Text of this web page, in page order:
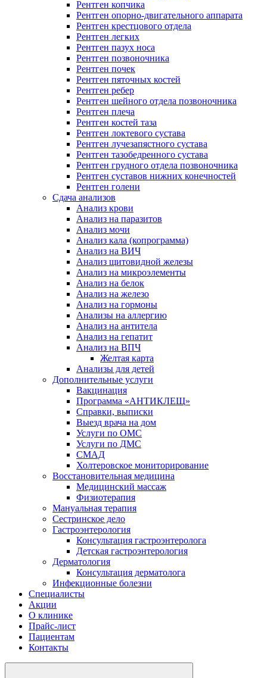
Рентген копчика
Рентген опорно-двигательного аппарата
Рентген крестцового отдела
Рентген легких
Рентген пазух носа
Рентген позвоночника
Рентген почек
Рентген пяточных костей
Рентген ребер
Рентген шейного отдела позвоночника
Рентген плеча
Рентген костей таза
Рентген локтевого сустава
Рентген лучезапястного сустава
Рентген тазобедренного сустава
Рентген грудного отдела позвоночника
Рентген суставов нижних конечностей
Рентген голени
Сдача анализов
Анализ крови
Анализ на паразитов
Анализ мочи
Анализ кала (копрограмма)
Анализ на ВИЧ
Анализ щитовидной железы
Анализ на микроэлементы
Анализ на белок
Анализ на железо
Анализ на гормоны
Анализы на аллергию
Анализ на антитела
Анализ на гепатит
Анализ на ВПЧ
Желтая карта
Анализы для детей
Дополнительные услуги
Вакцинация
Программа «АНТИКЛЕЩ»
Справки, выписки
Выезд врача на дом
Услуги по ОМС
Услуги по ДМС
СМАД
Холтеровское мониторирование
Восстановительная медицина
Медицинский массаж
Физиотерапия
Мануальная терапия
Сестринское дело
Гастроэнтерология
Консультация гастроэнтеролога
Детская гастроэнтерология
Дерматология
Консультация дерматолога
Инфекционные болезни
Специалисты
Акции
О клинике
Прайс-лист
Пациентам
Контакты